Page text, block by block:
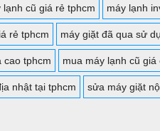
lạnh cũ giá rẻ tphcm máy lạnh
rẻ tphcm máy giặt đã qua sử
cao tphcm mua máy lạnh cũ giá
nhật tại tphcm sửa máy giặt